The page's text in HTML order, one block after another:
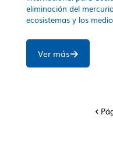
eliminación del
ecosistemas y los
Ver más